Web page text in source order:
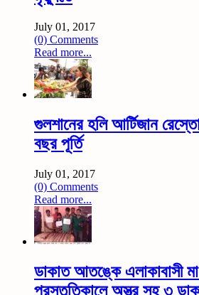
July 01, 2017
(0) Comments
Read more...
গুলশানের হলি আর্টিজান
বছর পূর্তি
July 01, 2017
(0) Comments
Read more...
ডাকাত আতঙ্কে এলাকাবাসী
প্রস্তুতিকালে অস্ত্র সহ ৩